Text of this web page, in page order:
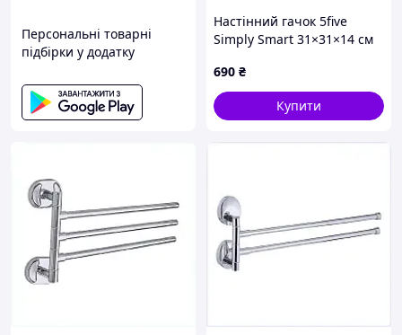
Персональні товарні
підбірки у додатку
Настінний гачок 5five
Simply Smart 31×31×14 см
690 ₴
Купити